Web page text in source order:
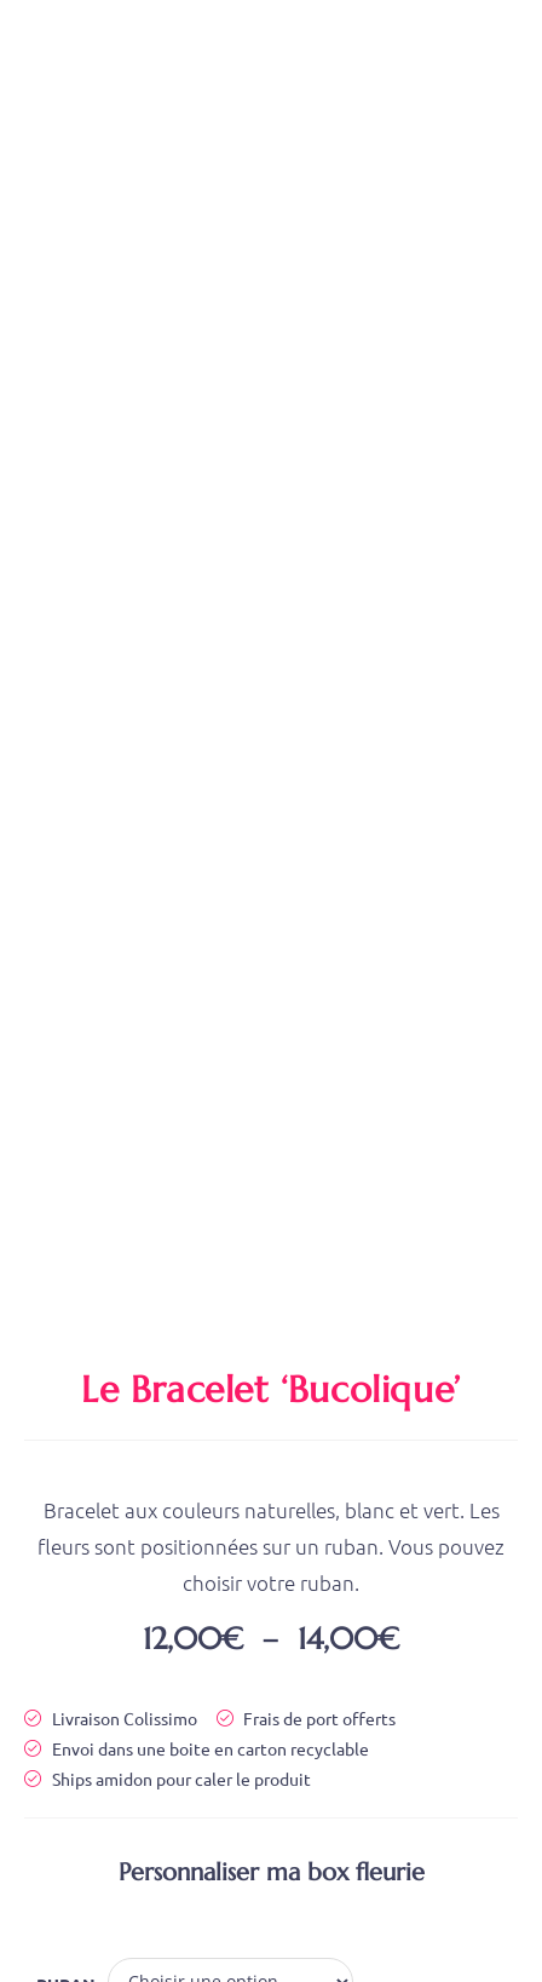
Le Bracelet ‘bucolique’
Bracelet aux couleurs naturelles, blanc et vert. Les
fleurs sont positionnées sur un ruban. Vous pouvez
choisir votre ruban.
12,00€ – 14,00€
Livraison Colissimo
Frais de port offerts
Envoi dans une boite en carton recyclable
Ships amidon pour caler le produit
Personnaliser ma box fleurie